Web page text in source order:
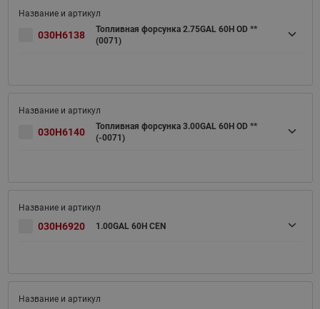
030H6138
Топливная форсунка 2.75GAL 60H OD **
(0071)
030H6140
Топливная форсунка 3.00GAL 60H OD **
(-0071)
030H6920 1.00GAL 60H CEN